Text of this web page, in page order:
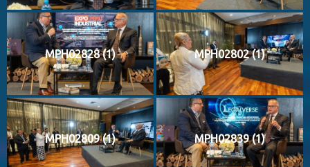
MPH02828 (1) MPH02802 (1)
MPH02809 (1) MPH02839 (1)